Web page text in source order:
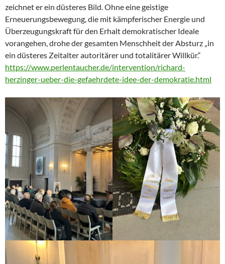
zeichnet er ein düsteres Bild. Ohne eine geistige
Erneuerungsbewegung, die mit kämpferischer Energie und
Überzeugungskraft für den Erhalt demokratischer Ideale
vorangehen, drohe der gesamten Menschheit der Absturz „in
ein düsteres Zeitalter autoritärer und totalitärer Willkür.“
https://www.perlentaucher.de/intervention/richard-
herzinger-ueber-die-gefaehrdete-idee-der-demokratie.html